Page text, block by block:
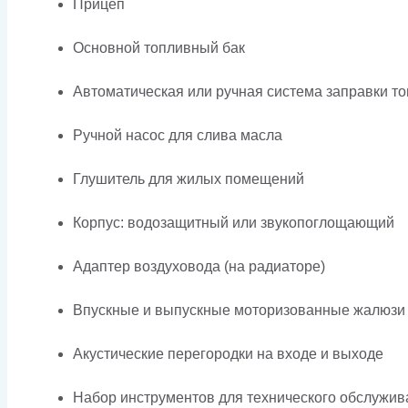
Прицеп
Основной топливный бак
Автоматическая или ручная система заправки
Ручной насос для слива масла
Глушитель для жилых помещений
Корпус: водозащитный или звукопоглощающий
Адаптер воздуховода (на радиаторе)
Впускные и выпускные моторизованные жалюзи
Акустические перегородки на входе и выходе
Набор инструментов для технического